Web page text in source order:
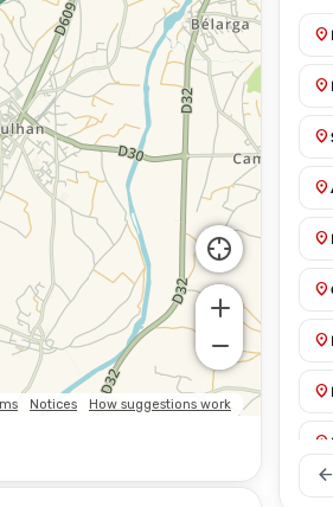
place
place
place
place
place
place
place
place
place
arrow_back